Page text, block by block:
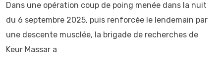
Dans une opération coup de poing menée dans la nuit
du 6 septembre 2025, puis renforcée le lendemain par
une descente musclée, la brigade de recherches de
Keur Massar a